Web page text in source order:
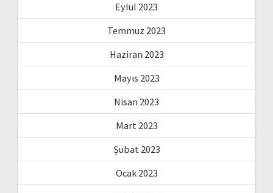
Eylül 2023
Temmuz 2023
Haziran 2023
Mayıs 2023
Nisan 2023
Mart 2023
Şubat 2023
Ocak 2023